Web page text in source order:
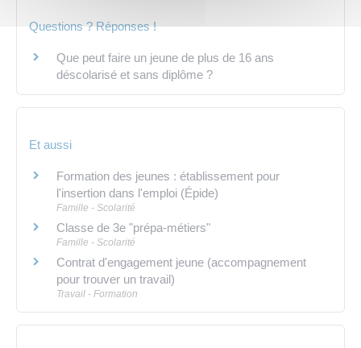
Questions ? Réponses !
Que peut faire un jeune de plus de 16 ans
déscolarisé et sans diplôme ?
Et aussi
Formation des jeunes : établissement pour
l'insertion dans l'emploi (Épide)
Famille - Scolarité
Classe de 3e "prépa-métiers"
Famille - Scolarité
Contrat d'engagement jeune (accompagnement
pour trouver un travail)
Travail - Formation